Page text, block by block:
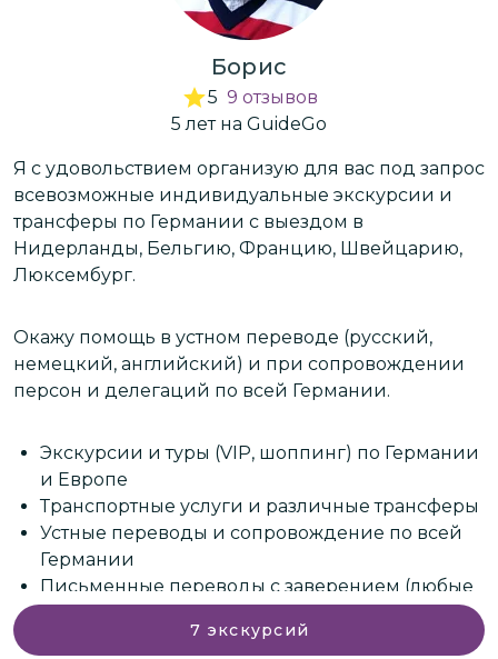
Борис
5 9 отзывов
5 летна GuideGo
Я с удовольствием организую для вас под запрос
всевозможные индивидуальные экскурсии и
трансферы по Германии c выездом в
Нидерланды, Бельгию, Францию, Швейцарию,
Люксембург.
Окажу помощь в устном переводе (русский,
немецкий, английский) и при сопровождении
персон и делегаций по всей Германии.
Экскурсии и туры (VIP, шоппинг) по Германии
и Европе
Транспортные услуги и различные трансферы
Устные переводы и сопровождение по всей
Германии
Письменные переводы с заверением (любые
Лечение в клиниках и медицинский туризм
7 экскурсий